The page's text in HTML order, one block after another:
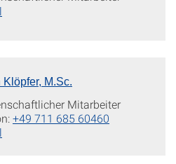
Klöpfer, M.Sc.
Mitarbeiter
+49 711 685 60460